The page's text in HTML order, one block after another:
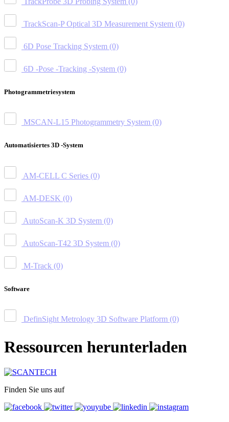
TrackScan-P Optical 3D Measurement System (0)
6D Pose Tracking System (0)
6D -Pose -Tracking -System (0)
Photogrammetriesystem
MSCAN-L15 Photogrammetry System (0)
Automatisiertes 3D -System
AM-CELL C Series (0)
AM-DESK (0)
AutoScan-K 3D System (0)
AutoScan-T42 3D System (0)
M-Track (0)
Software
DefinSight Metrology 3D Software Platform (0)
Ressourcen herunterladen
Finden Sie uns auf